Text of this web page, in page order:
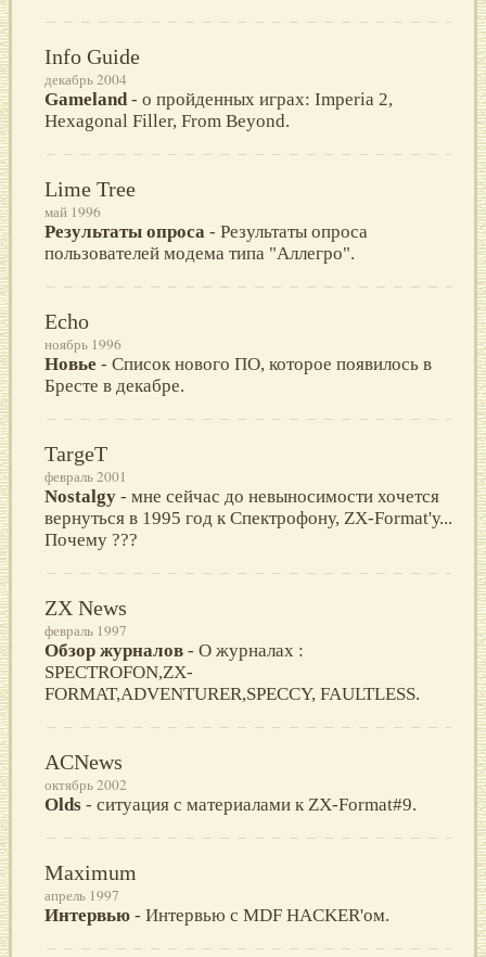
Info Guide
декабрь 2004
Gameland- о пройденных играх: Imperia 2,
Hexagonal Filler, From Beyond.
Lime Tree
май 1996
Результаты опроса - Результаты опроса
пользователей модема типа "Аллегро".
Echo
ноябрь 1996
Новье - Список нового ПО, которое появилось в
Бресте в декабре.
TargeT
февраль 2001
Nostalgy - мне сейчас до невыносимости хочется
вернуться в 1995 год к Спектрофону, ZX-Format'у...
Почему ???
ZX News
февраль 1997
Обзор журналов - О журналах :
SPECTROFON,ZX-
FORMAT,ADVENTURER,SPECCY, FAULTLESS.
ACNews
октябрь 2002
Olds - ситуация с материалами к ZX-Format#9.
Maximum
апрель 1997
Интервью - Интервью с MDF HACKER'ом.